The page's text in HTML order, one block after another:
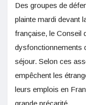
Des groupes de
plainte mardi devant
française, le Conseil
dysfonctionnements
séjour. Selon ces
empêchent les
leurs emplois en
grande précarité.